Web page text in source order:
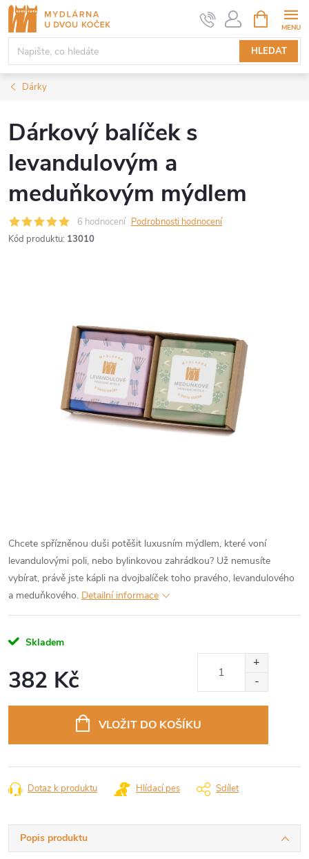
Přejít
obsah
HLEDAT
NÁKUPNÍ
KOŠÍK
Dárky
Dárkový balíček s
levandulovým a
meduňkovým mýdlem
6 hodnocení Podrobnosti hodnocení
Kód produktu: 13010
Chcete spřízněnou duši potěšit luxusním mýdlem, které voní
levandulovými poli, nebo bylinkovou zahrádkou? Už nemusíte
vybírat, právě jste kápli na dvojbalíček toho pravého, levandulového
a meduňkového. Detailní informace
Skladem
382 Kč
VLOŽIT DO KOŠÍKU
Dotaz k produktu Hlídací pes Sdílet
Popis produktu